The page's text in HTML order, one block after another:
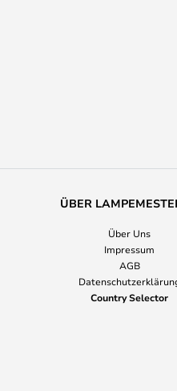
ÜBER
Über Uns
Impressum
AGB
Country Selector